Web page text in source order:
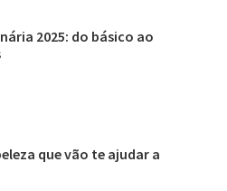
2025: do básico ao
que vão te ajudar a